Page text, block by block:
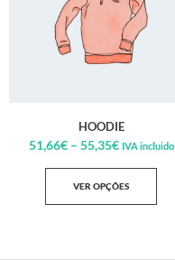
HOODIE
51,66€ – 55,35€ IVA incluido
VER OPÇÕES